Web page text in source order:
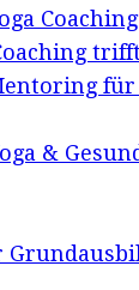
Coaching
&